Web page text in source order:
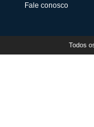
Fale conosco
Todos